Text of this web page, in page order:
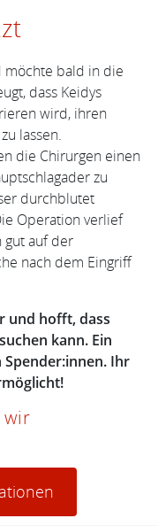
möchte bald in die
dass Keidys
wird, ihren
lassen.
die Chirurgen einen
zu
durchblutet
Operation verlief
gut auf der
nach dem Eingriff
und hofft, dass
kann. Ein
Spender:innen. Ihr
wir